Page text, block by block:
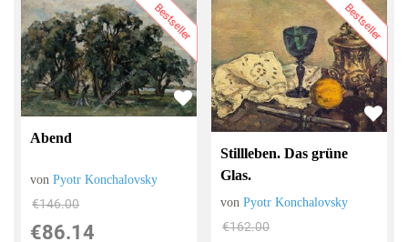
Bestseller
Abend
vonPyotr Konchalovsky
€146.00
€86.14
Bestseller
Stillleben. Das grüne
Glas.
vonPyotr Konchalovsky
€162.00